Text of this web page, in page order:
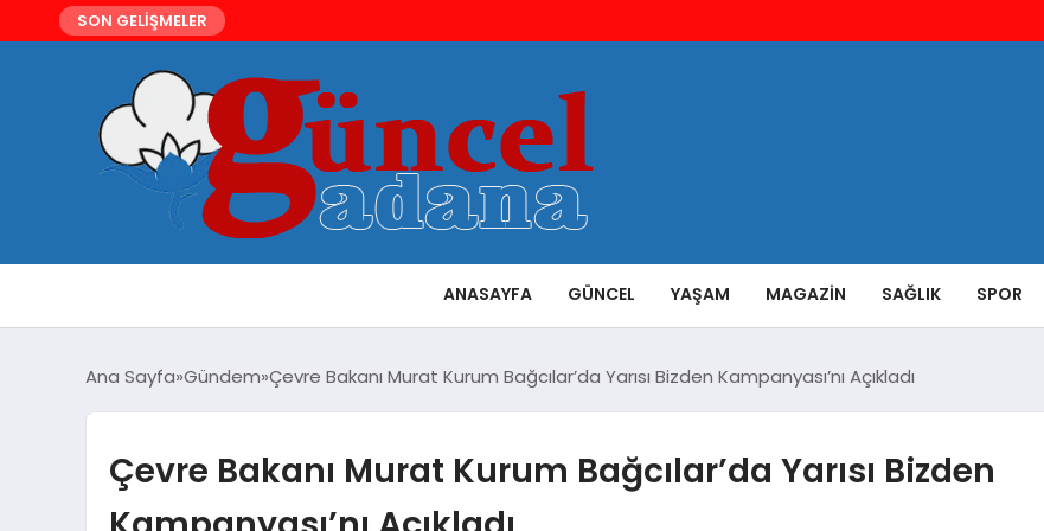
SON GELİŞMELER
ANASAYFA GÜNCEL YAŞAM MAGAZIN SAĞLIK SPOR
Ana Sayfa Gündem Çevre Bakanı Murat Kurum Bağcılar’da Yarısı Bizden Kampanyası’nı Açıkladı
Çevre Bakanı Murat Kurum Bağcılar’da Yarısı Bizden